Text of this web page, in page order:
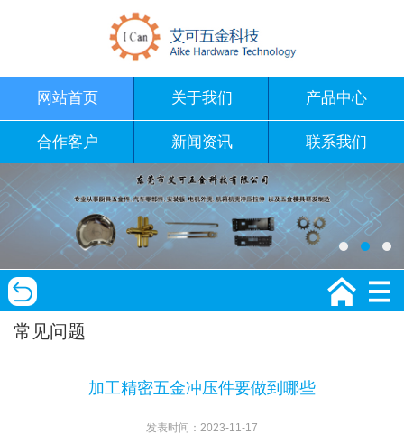
网站首页 关于我们 产品中心
合作客户 新闻资讯 联系我们
常见问题
加工精密五金冲压件要做到哪些
发表时间：2023-11-17